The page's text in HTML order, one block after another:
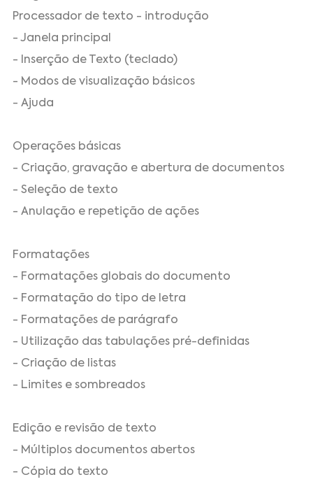
Processador de texto - introdução
- Janela principal
- Inserção de Texto (teclado)
- Modos de visualização básicos
- Ajuda
Operações básicas
- Criação, gravação e abertura de documentos
- Seleção de texto
- Anulação e repetição de ações
Formatações
- Formatações globais do documento
- Formatação do tipo de letra
- Formatações de parágrafo
- Utilização das tabulações pré-definidas
- Criação de listas
- Limites e sombreados
Edição e revisão de texto
- Múltiplos documentos abertos
- Cópia do texto